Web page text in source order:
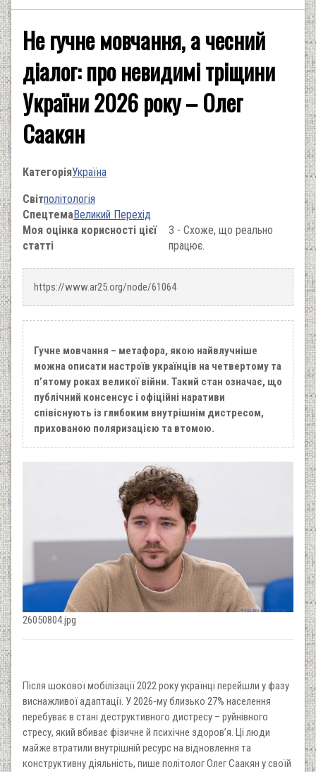
Не гучне мовчання, а чесний
діалог: про невидимі тріщини
України 2026 року – Олег
Саакян
КатегоріяУкраїна
Світполітологія
СпецтемаВеликий Перехід
Моя оцінка корисності цієї
статті
3 - Схоже, що реально
працює.
https://www.ar25.org/node/61064
Гучне мовчання – метафора, якою найвлучніше
можна описати настроїв українців на четвертому та
п’ятому роках великої війни. Такий стан означає, що
публічний консенсус і офіційні наративи
співіснують із глибоким внутрішнім дистресом,
прихованою поляризацією та втомою.
26050804.jpg
Після шокової мобілізації 2022 року українці перейшли у фазу
виснажливої адаптації. У 2026‑му близько 27% населення
перебуває в стані деструктивного дистресу – руйнівного
стресу, який вбиває фізичне й психічне здоров’я. Ці люди
майже втратили внутрішній ресурс на відновлення та
конструктивну діяльність, пише політолог Олег Саакян у своїй